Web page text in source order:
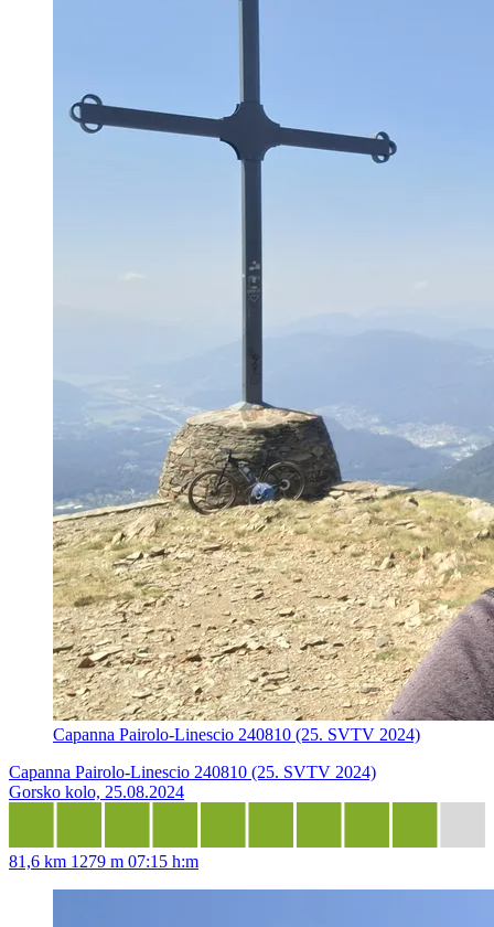
Capanna Pairolo-Linescio 240810 (25. SVTV 2024)
Capanna Pairolo-Linescio 240810 (25. SVTV 2024)
Gorsko kolo, 25.08.2024
81,6 km 1279 m 07:15 h:m